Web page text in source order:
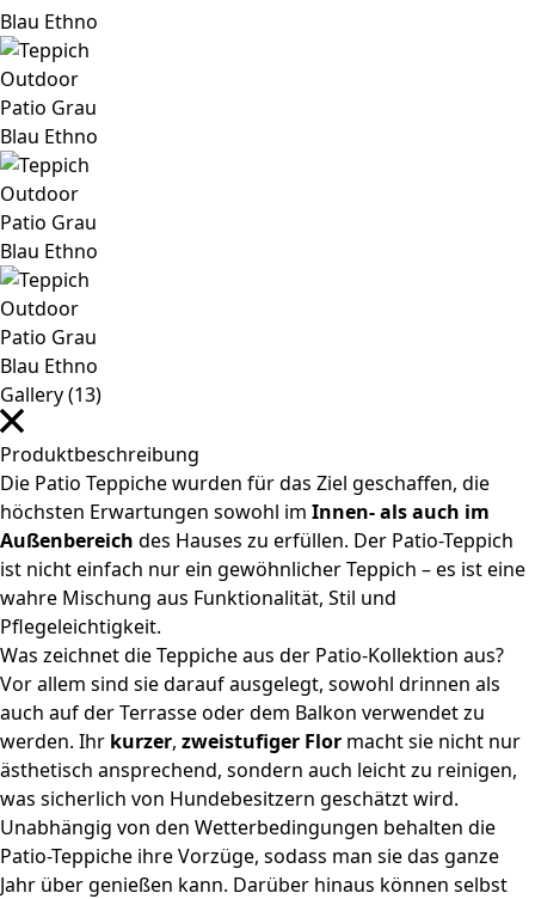
Gallery (13)
Produktbeschreibung
Die Patio Teppiche wurden für das Ziel geschaffen, die
höchsten Erwartungen sowohl im Innen- als auch im
Außenbereich des Hauses zu erfüllen. Der Patio-Teppich
ist nicht einfach nur ein gewöhnlicher Teppich – es ist eine
wahre Mischung aus Funktionalität, Stil und
Pflegeleichtigkeit.
Was zeichnet die Teppiche aus der Patio-Kollektion aus?
Vor allem sind sie darauf ausgelegt, sowohl drinnen als
auch auf der Terrasse oder dem Balkon verwendet zu
werden. Ihr kurzer, zweistufiger Flor macht sie nicht nur
ästhetisch ansprechend, sondern auch leicht zu reinigen,
was sicherlich von Hundebesitzern geschätzt wird.
Unabhängig von den Wetterbedingungen behalten die
Patio-Teppiche ihre Vorzüge, sodass man sie das ganze
Jahr über genießen kann. Darüber hinaus können selbst